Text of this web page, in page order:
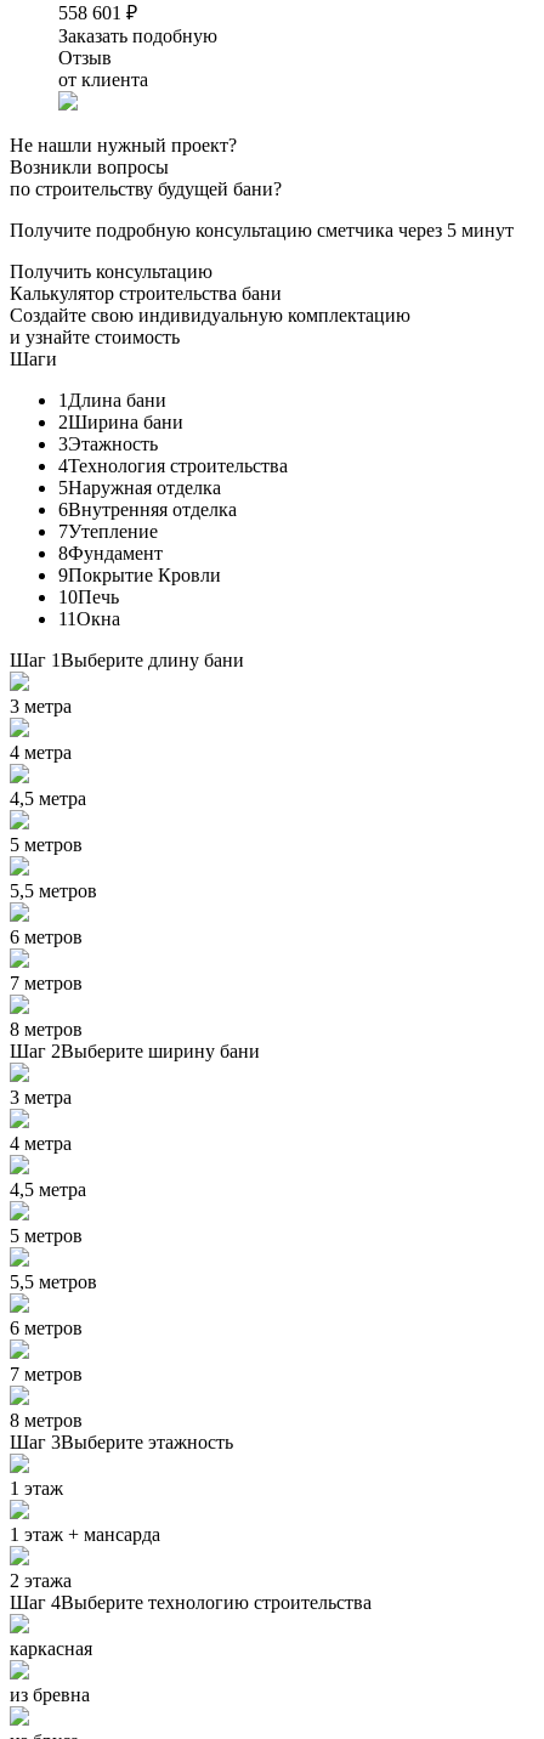
558 601 ₽
Заказать подобную
Отзыв
от клиента
Не нашли нужный проект?
Возникли вопросы
по строительству будущей бани?
Получите подробную консультацию сметчика через 5 минут
Получить консультацию
Калькулятор строительства бани
Создайте свою индивидуальную комплектацию
и узнайте стоимость
Шаги
1 Длина бани
2Ширина бани
3Этажность
4Технология строительства
5Наружная отделка
6Внутренняя отделка
7Утепление
8Фундамент
9Покрытие Кровли
10Печь
11Окна
Шаг 1Выберите длину бани
3 метра
4 метра
4,5 метра
5 метров
5,5 метров
6 метров
7 метров
8 метров
Шаг 2Выберите ширину бани
3 метра
4 метра
4,5 метра
5 метров
5,5 метров
6 метров
7 метров
8 метров
Шаг 3Выберите этажность
1 этаж
1 этаж + мансарда
2 этажа
Шаг 4Выберите технологию строительства
каркасная
из бревна